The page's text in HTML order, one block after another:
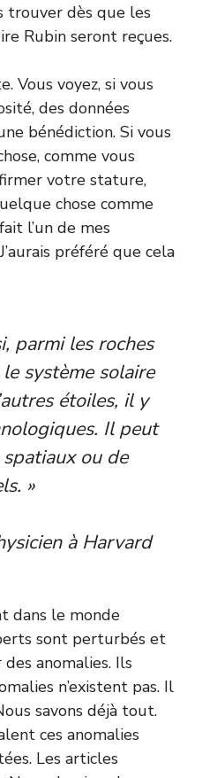
trouver dès que les
Rubin seront reçues.
Vous voyez, si vous
des données
bénédiction. Si vous
comme vous
votre stature,
chose comme
l’un de mes
préféré que cela
parmi les roches
système solaire
étoiles, il y
Il peut
spatiaux ou de
»
à Harvard
dans le monde
sont perturbés et
anomalies. Ils
n’existent pas. Il
savons déjà tout.
ces anomalies
Les articles